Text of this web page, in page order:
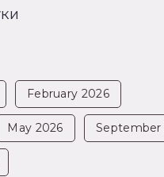
February 2026
May 2026 September